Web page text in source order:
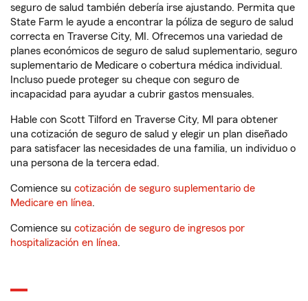
seguro de salud también debería irse ajustando. Permita que
State Farm le ayude a encontrar la póliza de seguro de salud
correcta en Traverse City, MI. Ofrecemos una variedad de
planes económicos de seguro de salud suplementario, seguro
suplementario de Medicare o cobertura médica individual.
Incluso puede proteger su cheque con seguro de
incapacidad para ayudar a cubrir gastos mensuales.
Hable con Scott Tilford en Traverse City, MI para obtener
una cotización de seguro de salud y elegir un plan diseñado
para satisfacer las necesidades de una familia, un individuo o
una persona de la tercera edad.
Comience su cotización de seguro suplementario de
Medicare en línea.
Comience su cotización de seguro de ingresos por
hospitalización en línea.